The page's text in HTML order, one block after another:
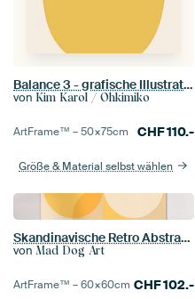
Balance 3 - grafische Illustration in sanften Farben
von Kim Karol / Ohkimiko
ArtFrame™ –50×75cm CHF110.-
Größe & Material selbst wählen
Skandinavische Retro Abstraktion
von Mad Dog Art
ArtFrame™ –60×60cm CHF102.-